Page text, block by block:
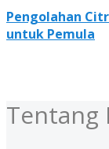
Pengolahan
untuk Pemula
Tentang